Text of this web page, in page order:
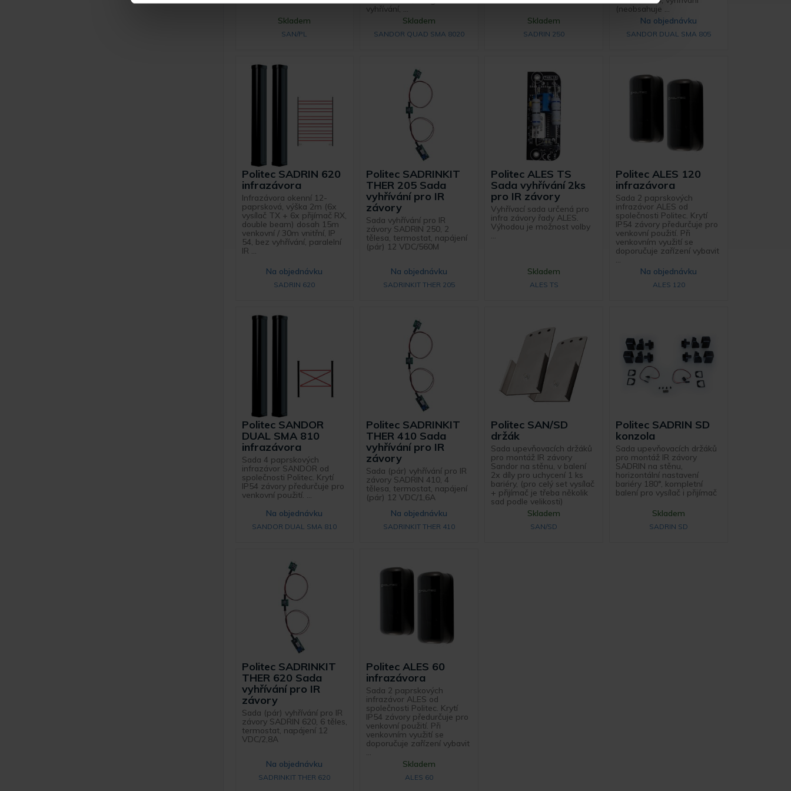
Skladem
SAN/PL
vyhřívání, ...
Skladem
SANDOR QUAD SMA 8020
Skladem
SADRIN 250
(neobsahuje ...
Na objednávku
SANDOR DUAL SMA 805
Politec SADRIN 620
infrazávora
Infrazávora okenní 12-
paprsková, výška 2m (6x
vysílač TX + 6x přijímač RX,
double beam) dosah 15m
venkovní / 30m vnitřní, IP
54, bez vyhřívání, paralelní
IR ...
Na objednávku
SADRIN 620
Politec SADRINKIT
THER 205 Sada
vyhřívání pro IR
závory
Sada vyhřívání pro IR
závory SADRIN 250, 2
tělesa, termostat, napájení
(pár) 12 VDC/560M
Na objednávku
SADRINKIT THER 205
Politec ALES TS
Sada vyhřívání 2ks
pro IR závory
Vyhřívací sada určená pro
infra závory řady ALES.
Výhodou je možnost volby
...
Skladem
ALES TS
Politec ALES 120
infrazávora
Sada 2 paprskových
infrazávor ALES od
společnosti Politec. Krytí
IP54 závory předurčuje pro
venkovní použití. Při
venkovním využití se
doporučuje zařízení vybavit
...
Na objednávku
ALES 120
Politec SANDOR
DUAL SMA 810
infrazávora
Sada 4 paprskových
infrazávor SANDOR od
společnosti Politec. Krytí
IP54 závory předurčuje pro
venkovní použití. ...
Na objednávku
SANDOR DUAL SMA 810
Politec SADRINKIT
THER 410 Sada
vyhřívání pro IR
závory
Sada (pár) vyhřívání pro IR
závory SADRIN 410, 4
tělesa, termostat, napájení
(pár) 12 VDC/1,6A
Na objednávku
SADRINKIT THER 410
Politec SAN/SD
držák
Sada upevňovacích držáků
pro montáž IR závory
Sandor na stěnu, v balení
2x díly pro uchycení 1 ks
bariéry, (pro celý set vysílač
+ přijímač je třeba několik
sad podle velikosti)
Skladem
SAN/SD
Politec SADRIN SD
konzola
Sada upevňovacích držáků
pro montáž IR závory
SADRIN na stěnu,
horizontální nastavení
bariéry 180°, kompletní
balení pro vysílač i přijímač
Skladem
SADRIN SD
Politec SADRINKIT
THER 620 Sada
vyhřívání pro IR
závory
Sada (pár) vyhřívání pro IR
závory SADRIN 620, 6 těles,
termostat, napájení 12
VDC/2,8A
Na objednávku
SADRINKIT THER 620
Politec ALES 60
infrazávora
Sada 2 paprskových
infrazávor ALES od
společnosti Politec. Krytí
IP54 závory předurčuje pro
venkovní použití. Při
venkovním využití se
doporučuje zařízení vybavit
...
Skladem
ALES 60